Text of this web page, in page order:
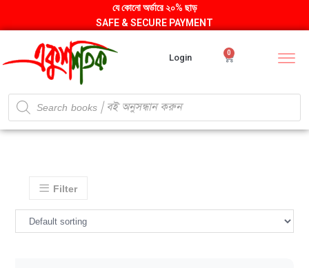
যে কোনো অর্ডারে ২০% ছাড়
SAFE & SECURE PAYMENT
Login 0
Filter